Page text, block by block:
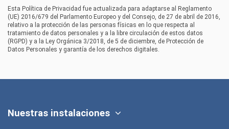
Esta Política de Privacidad fue actualizada para adaptarse al Reglamento
(UE) 2016/679 del Parlamento Europeo y del Consejo, de 27 de abril de 2016,
relativo a la protección de las personas físicas en lo que respecta al
tratamiento de datos personales y a la libre circulación de estos datos
(RGPD) y a la Ley Orgánica 3/2018, de 5 de diciembre, de Protección de
Datos Personales y garantía de los derechos digitales.
Nuestras instalaciones